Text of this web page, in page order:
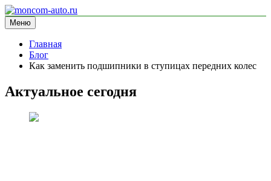
Перейти
к
содержимому
moncom-auto.ru
блог про автомобили
Меню
Главная
Блог
Как заменить подшипники в ступицах передних колес
Актуальное сегодня